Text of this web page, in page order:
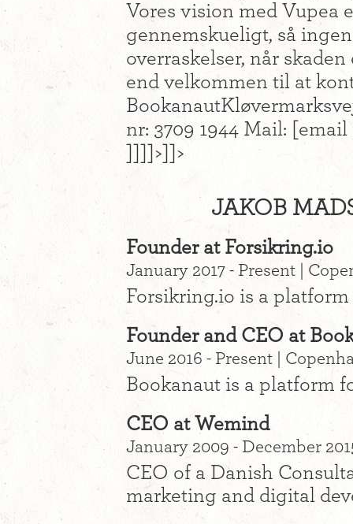
Vores vision med Vupea
gennemskueligt, så
overraskelser, når
end velkommen til at
nr: 3709 1944 Mail:
]]]]>]]>
JAKOB
Founder at Forsikring.io
January 2017 - Present |
Forsikring.io is a
Founder and CEO at
June 2016 - Present |
Bookanaut is a platform
CEO at Wemind
January 2009 - December
CEO of a Danish
marketing and digital